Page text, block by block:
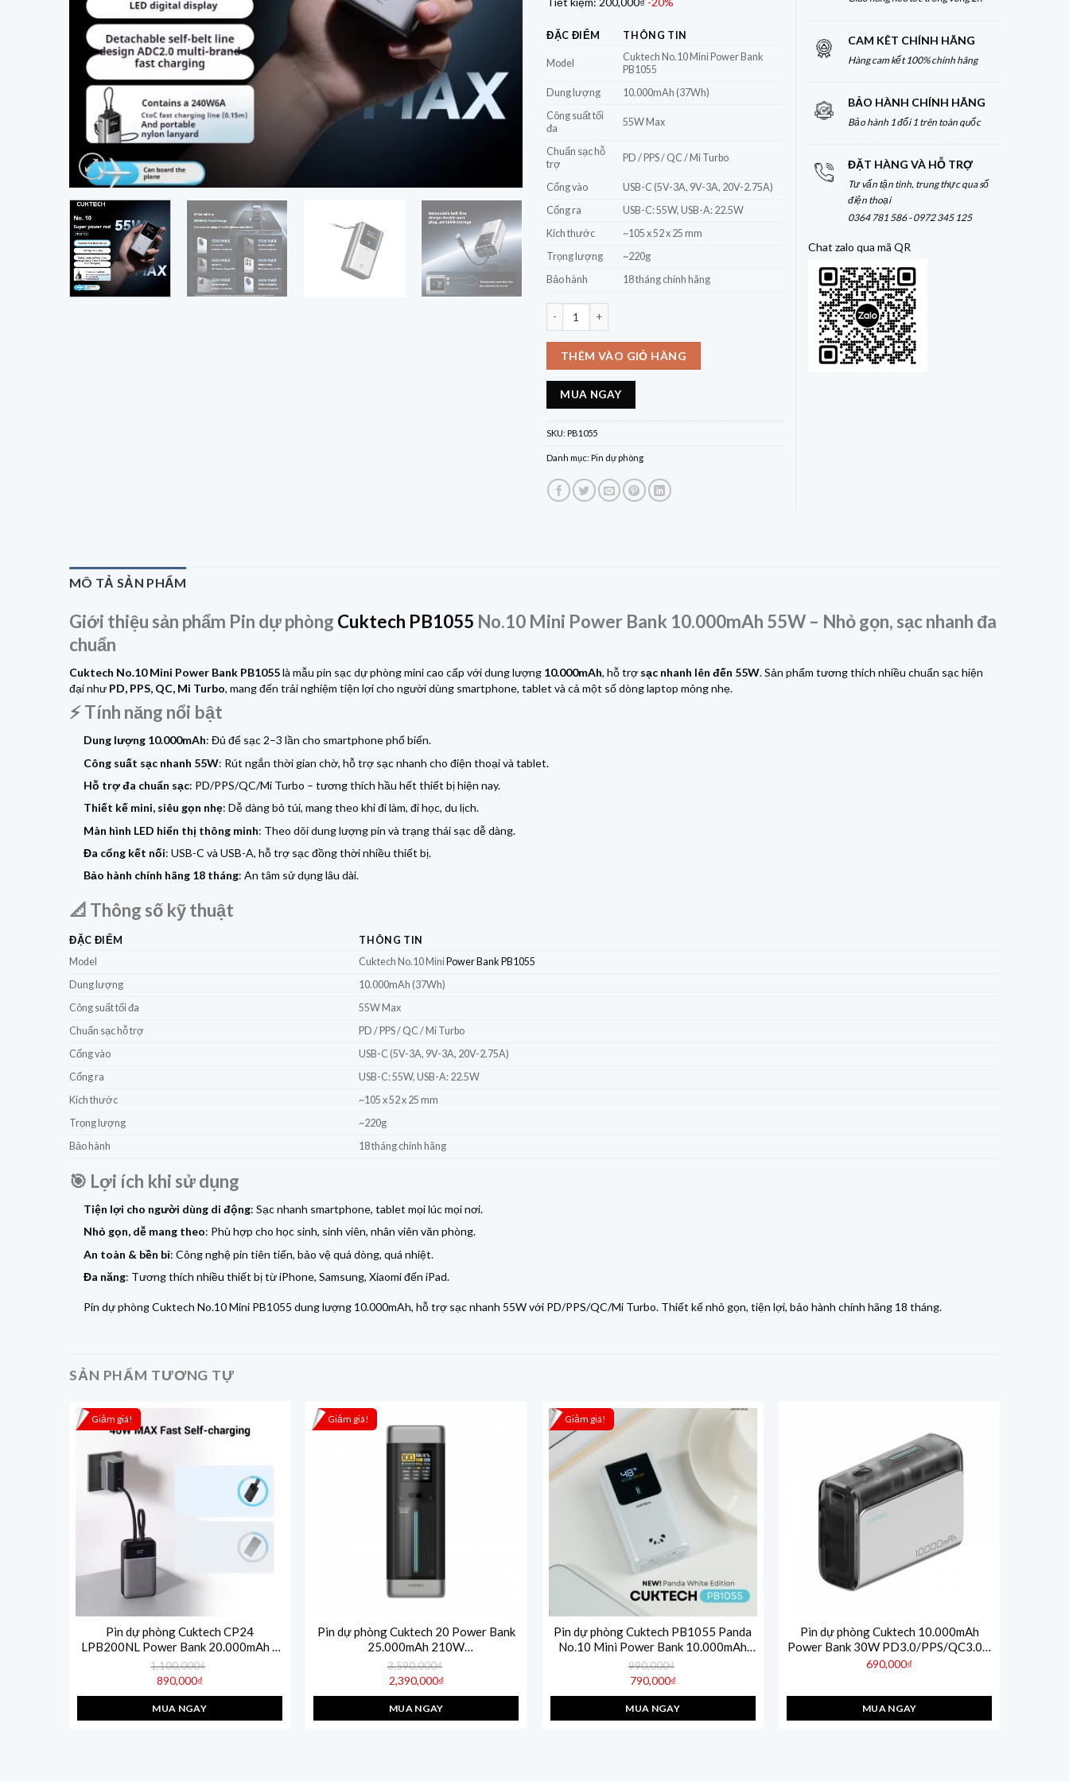
ĐẶC ĐIỂM THÔNG TIN
Model
Cuktech No.10 Mini Power Bank
PB1055
Dung lượng
10.000mAh (37Wh)
Công suất tối
đa
55W Max
Chuẩn sạc hỗ
trợ
PD / PPS / QC / Mi Turbo
Cổng vào
USB-C (5V-3A, 9V-3A, 20V-2.75A)
Cổng ra
USB-C: 55W, USB-A: 22.5W
Kích thước
~105 x 52 x 25 mm
Trọng lượng
~220g
Bảo hành
18 tháng chính hãng
Pin dự phòng Cuktech PB1055 No.10 Mini Power Bank 10.000mAh 55W – Nhỏ gọn, sạc nhanh đa chuẩn số lượng
THÊM VÀO GIỎ HÀNG
MUA NGAY
SKU: PB1055
Danh mục: Pin dự phòng
CAM KÊT CHÍNH HÃNG
Hàng cam kết 100% chính hãng
BẢO HÀNH CHÍNH HÃNG
Bảo hành 1 đổi 1 trên toàn quốc
ĐẶT HÀNG VÀ HỖ TRỢ
Tư vấn tận tình, trung thực qua số
điện thoại
0364 781 586 - 0972 345 125
Chat zalo qua mã QR
MÔ TẢ SẢN PHẨM
Giới thiệu sản phẩm Pin dự phòng Cuktech PB1055 No.10 Mini Power Bank 10.000mAh 55W – Nhỏ gọn, sạc nhanh đa
chuẩn
Cuktech No.10 Mini Power Bank PB1055là mẫu pin sạc dự phòng mini cao cấp với dung lượng 10.000mAh, hỗ trợ sạc nhanh lên đến 55W. Sản phẩm tương thích nhiều chuẩn sạc hiện
đại như PD, PPS, QC, Mi Turbo, mang đến trải nghiệm tiện lợi cho người dùng smartphone, tablet và cả một số dòng laptop mỏng nhẹ.
⚡ Tính năng nổi bật
Dung lượng 10.000mAh: Đủ để sạc 2–3 lần cho smartphone phổ biến.
Công suất sạc nhanh 55W: Rút ngắn thời gian chờ, hỗ trợ sạc nhanh cho điện thoại và tablet.
Hỗ trợ đa chuẩn sạc: PD/PPS/QC/Mi Turbo – tương thích hầu hết thiết bị hiện nay.
Thiết kế mini, siêu gọn nhẹ: Dễ dàng bỏ túi, mang theo khi đi làm, đi học, du lịch.
Màn hình LED hiển thị thông minh: Theo dõi dung lượng pin và trạng thái sạc dễ dàng.
Đa cổng kết nối: USB-C và USB-A, hỗ trợ sạc đồng thời nhiều thiết bị.
Bảo hành chính hãng 18 tháng: An tâm sử dụng lâu dài.
📐 Thông số kỹ thuật
ĐẶC ĐIỂM
THÔNG TIN
Model
Cuktech No.10 Mini Power Bank PB1055
Dung lượng
10.000mAh (37Wh)
Công suất tối đa
55W Max
Chuẩn sạc hỗ trợ
PD / PPS / QC / Mi Turbo
Cổng vào
USB-C (5V-3A, 9V-3A, 20V-2.75A)
Cổng ra
USB-C: 55W, USB-A: 22.5W
Kích thước
~105 x 52 x 25 mm
Trọng lượng
~220g
Bảo hành
18 tháng chính hãng
🎯 Lợi ích khi sử dụng
Tiện lợi cho người dùng di động: Sạc nhanh smartphone, tablet mọi lúc mọi nơi.
Nhỏ gọn, dễ mang theo: Phù hợp cho học sinh, sinh viên, nhân viên văn phòng.
An toàn & bền bỉ: Công nghệ pin tiên tiến, bảo vệ quá dòng, quá nhiệt.
Đa năng: Tương thích nhiều thiết bị từ iPhone, Samsung, Xiaomi đến iPad.
Pin dự phòng Cuktech No.10 Mini PB1055 dung lượng 10.000mAh, hỗ trợ sạc nhanh 55W với PD/PPS/QC/Mi Turbo. Thiết kế nhỏ gọn, tiện lợi, bảo hành chính hãng 18 tháng.
SẢN PHẨM TƯƠNG TỰ
Giảm giá!
Pin dự phòng Cuktech CP24
LPB200NL Power Bank 20.000mAh –
Kèm cáp Type-C & Lightning
1,100,000₫
Giá
gốc
là:
1,100,000₫.
890,000₫
tại
là:
MUA NGAY
Giảm giá!
Pin dự phòng Cuktech 20 Power Bank
25.000mAh 210W
PD3.1/PPS5A/QC/Mi Turbro 120W –
P23
3,590,000₫
Giá
gốc
là:
3,590,000₫.
2,390,000₫
tại
là:
MUA NGAY
Giảm giá!
Pin dự phòng Cuktech PB1055 Panda
No.10 Mini Power Bank 10.000mAh
55W – Nhỏ gọn, sạc nhanh đa chuẩn
990,000₫
Giá
gốc
là:
990,000₫.
790,000₫
tại
là:
MUA NGAY
Pin dự phòng Cuktech 10.000mAh
Power Bank 30W PD3.0/PPS/QC3.0 –
PB100S
690,000₫
MUA NGAY